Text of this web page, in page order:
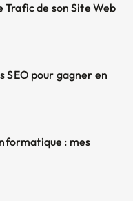
de son Site Web
SEO pour gagner en
: mes